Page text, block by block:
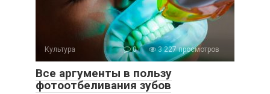
Культура 0 3 227 просмотров
Все аргументы в пользу
фотоотбеливания зубов